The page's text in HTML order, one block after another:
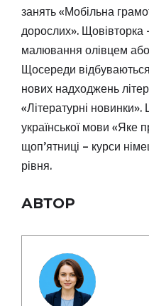
занять «Мобільна
дорослих». Щовівторка
малювання олівцем або
Щосереди відбуваються
нових надходжень
«Літературні новинки».
української мови «Яке
щоп’ятниці – курси
рівня.
АВТОР